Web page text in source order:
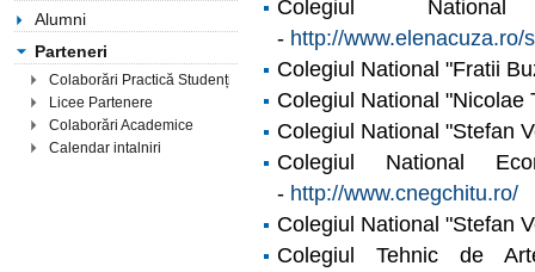
Alumni
Parteneri
Colaborări Practică Studenți
Licee Partenere
Colaborări Academice
Calendar intalniri
Colegiul
- http://www.elenacuza.ro/
Colegiul National "Fratii
Colegiul National "Nicolae
Colegiul National "Stefan
Colegiul National
- http://www.cnegchitu.ro/
Colegiul National "Stefan
Colegiul Tehnic de